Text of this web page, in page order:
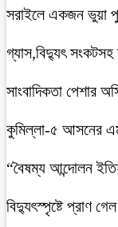
সরাইলে একজন ভুয়া
গ্যাস,বিদ্যুৎ সংকটসহ
সাংবাদিকতা পেশার
কুমিল্লা-৫ আসনের
“বৈষম্য আন্দোলন
বিদ্যুৎস্পৃষ্টে প্রাণ